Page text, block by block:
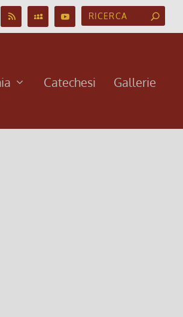
Catechesi Gallerie